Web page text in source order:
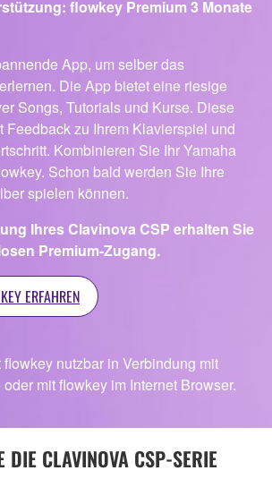
flowkey Premium 3 Monate
App, um selber das
Die App bietet eine riesige
Songs, Tutorials und Kurse. Diese
Feedback zu Ihrem Klavierspiel und
Kombinieren Sie Ihr Yamaha
Schon bald werden Sie Ihre
spielen können.
Ihres Clavinova CSP erhalten Sie
Premium-Zugang.
ERFAHREN
nutzbar in Verbindung mit
mit flowkey im Internet Browser.
DIE CLAVINOVA CSP-SERIE